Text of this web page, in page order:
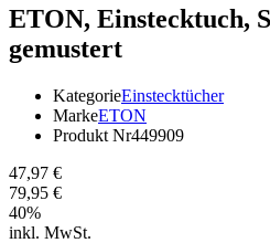
ETON, Einstecktuch,
gemustert
KategorieEinstecktücher
MarkeETON
Produkt Nr449909
47,97 €
79,95 €
40%
inkl. MwSt.